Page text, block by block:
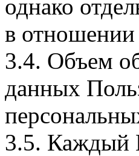
однако
в отношении
3.4. Объем
данных
3.5. Каждый